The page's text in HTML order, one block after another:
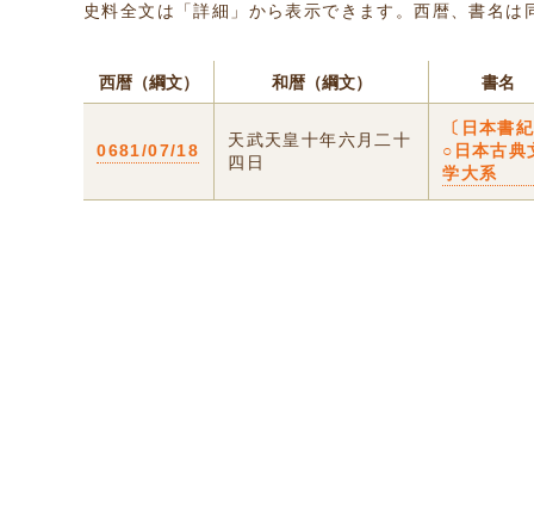
史料全文は「詳細」から表示できます。西暦、書名
西暦（綱文） 和暦（綱文） 書名
0681/07/18
天武天皇十年六月二十
四日
〔日本書
○日本古典
学大系